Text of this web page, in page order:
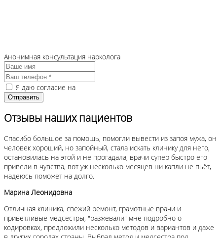
Анонимная консультация нарколога
Я даю согласие на
Отзывы наших пациентов
Спасибо большое за помощь, помогли вывести из запоя мужа, он
человек хороший, но запойный, стала искать клинику для него,
остановилась на этой и не прогадала, врачи супер быстро его
привели в чувства, вот уж несколько месяцев ни капли не пьёт,
надеюсь поможет на долго.
Марина Леонидовна
Отличная клиника, свежий ремонт, грамотные врачи и
приветливые медсестры, "разжевали" мне подробно о
кодировках, предложили несколько методов и вариантов и даже